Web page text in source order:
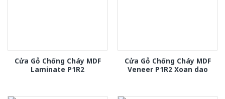
Cửa Gỗ Chống Cháy MDF
Laminate P1R2
Cửa Gỗ Chống Cháy MDF
Veneer P1R2 Xoan dao